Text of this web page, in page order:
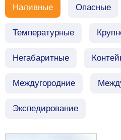
Наливные Опасные
Температурные
Негабаритные
Междугородние
Экспедирование